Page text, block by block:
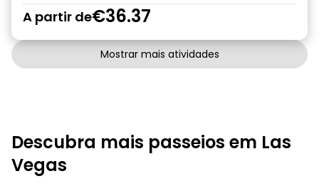
A partir de€36.37
Mostrar mais atividades
Descubra mais passeios em Las
Vegas